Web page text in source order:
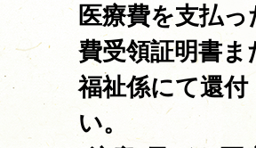
医療費を支払
費受領証明書
福祉係にて還
い。